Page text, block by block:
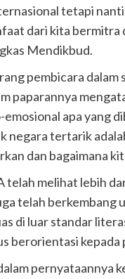
tetapi
dari kita
Mendikbud.
pembicara
paparannya
apa yang
negara tertarik
dan bagaimana
telah melihat lebih
telah
di luar standar
berorientasi kepada
pernyataannya